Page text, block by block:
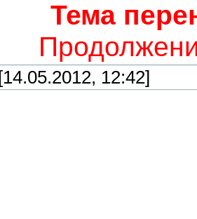
Тема
[14.05.2012, 12:42]